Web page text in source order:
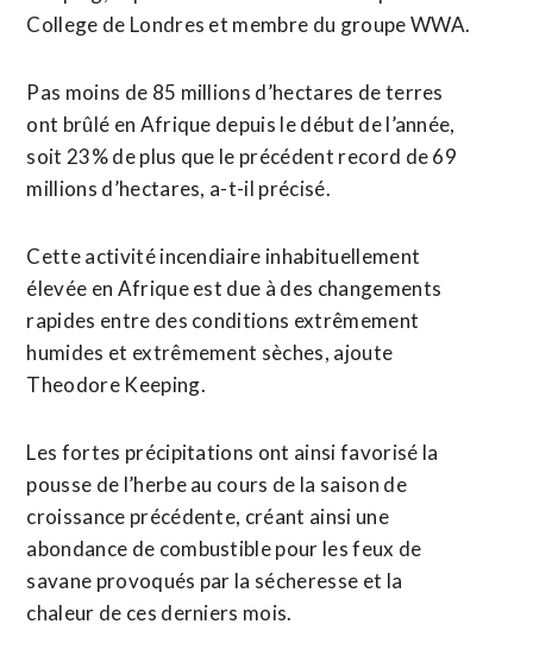
College de Londres et membre du groupe WWA.
Pas moins de 85 ​millions d’hectares de terres ​
ont brûlé en Afrique depuis le début de l’année,
soit 23% de plus que le précédent record de 69
millions d’hectares, ​a-t-il précisé.
Cette activité incendiaire inhabituellement
élevée en Afrique est due à des changements
rapides entre des conditions extrêmement
humides et extrêmement sèches, ajoute
Theodore Keeping.
Les fortes précipitations ont ‌ainsi favorisé la
pousse de ​l’herbe au cours de la saison de
croissance précédente, créant ainsi une
abondance de combustible pour les feux de
savane provoqués par ​la sécheresse et la
chaleur de ces derniers mois.